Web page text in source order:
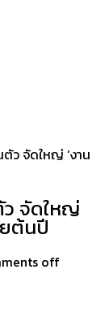
ตัว จัดใหญ่ ‘งาน
ว จัดใหญ่
ต้นปี
off